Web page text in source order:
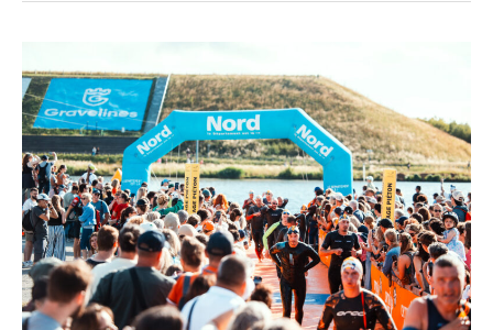
OFFICIEL
POUR
LE
SAMEDI